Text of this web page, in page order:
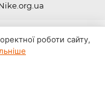
роботи сайту,